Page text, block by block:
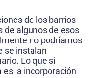
de los barrios
de algunos de esos
no podríamos
se instalan
Lo que si
es la incorporación